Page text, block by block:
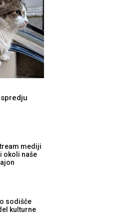
mediji
okoli naše
sodišče
kulturne